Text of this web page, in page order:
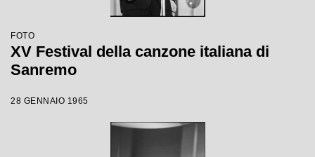
FOTO
XV Festival della canzone italiana di
Sanremo
28 GENNAIO 1965